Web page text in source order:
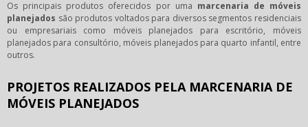
Os principais produtos oferecidos por uma marcenaria de móveis
planejados são produtos voltados para diversos segmentos residenciais
ou empresariais como móveis planejados para escritório, móveis
planejados para consultório, móveis planejados para quarto infantil, entre
outros.
PROJETOS REALIZADOS PELA MARCENARIA DE
MÓVEIS PLANEJADOS